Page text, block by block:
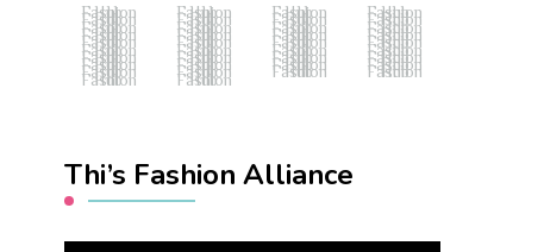
Fashion Hub Fashion Hub Fashion Hub Fashion Hub
Fashion Hub Fashion Hub Fashion Hub Fashion Hub
Fashion Hub Fashion Hub Fashion Hub Fashion Hub
Fashion Hub Fashion Hub Fashion Hub Fashion Hub
Fashion Hub Fashion Hub Fashion Hub Fashion Hub
Fashion Hub Fashion Hub Fashion Hub Fashion Hub
Fashion Hub Fashion Hub Fashion Hub Fashion Hub
Fashion Hub Fashion Hub Fashion Hub Fashion Hub
Fashion Hub Fashion Hub Fashion Hub Fashion Hub
Fashion Hub Fashion Hub
Thi’s Fashion Alliance